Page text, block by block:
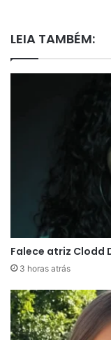
Sem buscar
maturidade ao
LEIA TAMBÉM:
Falece atriz Clodd
3 horas atrás